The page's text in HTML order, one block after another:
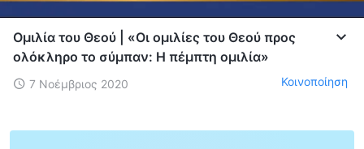
Ομιλία του Θεού | «Οι ομιλίες του Θεού προς
ολόκληρο το σύμπαν: Η πέμπτη ομιλία»
7 Νοέμβριος 2020 Κοινοποίηση